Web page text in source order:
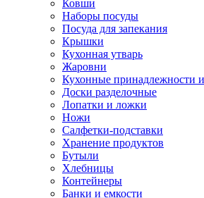
Ковши
Наборы посуды
Посуда для запекания
Крышки
Кухонная утварь
Жаровни
Кухонные принадлежности
Доски разделочные
Лопатки и ложки
Ножи
Салфетки-подставки
Хранение продуктов
Бутыли
Хлебницы
Контейнеры
Банки и емкости